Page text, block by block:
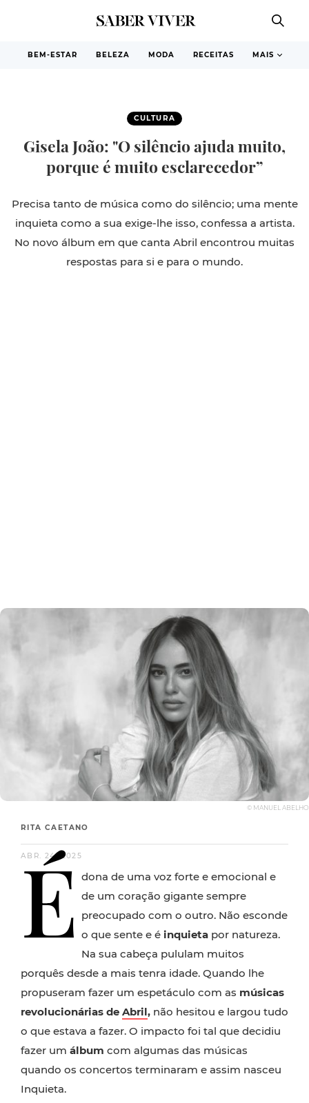
BEM-ESTAR BELEZA MODA RECEITAS MAIS
CULTURA
Gisela João: "O silêncio ajuda muito,
porque é muito esclarecedor”
Precisa tanto de música como do silêncio; uma mente
inquieta como a sua exige-lhe isso, confessa a artista.
No novo álbum em que canta Abril encontrou muitas
respostas para si e para o mundo.
© MANUEL ABELHO
RITA CAETANO
ABR. 24, 2025
É dona de uma voz forte e emocional e
de um coração gigante sempre
preocupado com o outro. Não esconde
o que sente e é inquieta por natureza.
Na sua cabeça pululam muitos
porquês desde a mais tenra idade. Quando lhe
propuseram fazer um espetáculo com as músicas
revolucionárias de Abril, não hesitou e largou tudo
o que estava a fazer. O impacto foi tal que decidiu
fazer um álbum com algumas das músicas
quando os concertos terminaram e assim nasceu
Inquieta.